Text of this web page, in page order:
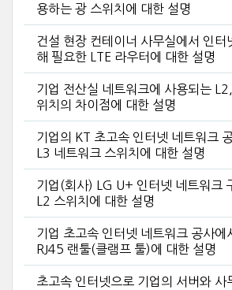
용하는 광 스위치에 대한 설명
건설 현장 컨테이너 사무실에서 인터
해 필요한 LTE 라우터에 대한 설명
기업 전산실 네트워크에 사용되는
위치의 차이점에 대한 설명
기업의 KT 초고속 인터넷 네트워크
L3 네트워크 스위치에 대한 설명
기업(회사) LG U+ 인터넷 네트워크
L2 스위치에 대한 설명
기업 초고속 인터넷 네트워크 공사에
RJ45 랜툴(클램프 툴)에 대한 설명
초고속 인터넷으로 기업의 서버와 사